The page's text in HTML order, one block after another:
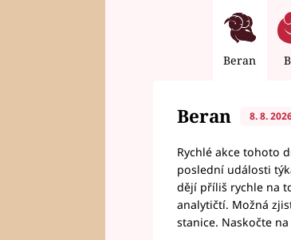
Beran
Beran 8. 8.
Rychlé akce tohoto
poslední události
dějí příliš rychle na
analytičtí. Možná
stanice. Naskočte